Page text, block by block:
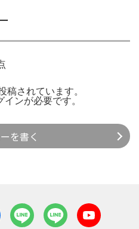
稿されています。
インが必要です。
を書く